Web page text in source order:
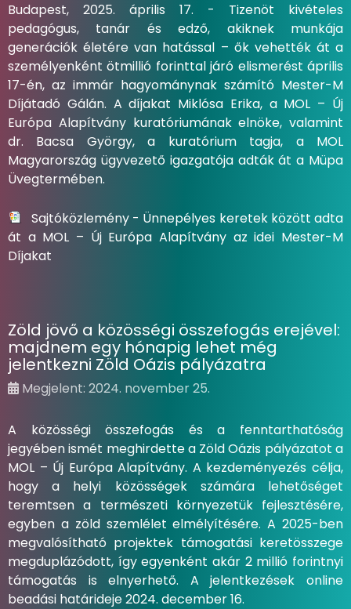
Budapest, 2025. április 17. - Tizenöt kivételes
pedagógus, tanár és edző, akiknek munkája
generációk életére van hatással – ők vehették át a
személyenként ötmillió forinttal járó elismerést április
17-én, az immár hagyománynak számító Mester-M
Díjátadó Gálán. A díjakat Miklósa Erika, a MOL – Új
Európa Alapítvány kuratóriumának elnöke, valamint
dr. Bacsa György, a kuratórium tagja, a MOL
Magyarország ügyvezető igazgatója adták át a Müpa
Üvegtermében.
Sajtóközlemény - Ünnepélyes keretek között adta
át a MOL – Új Európa Alapítvány az idei Mester-M
Díjakat
Zöld jövő a közösségi összefogás erejével:
majdnem egy hónapig lehet még
jelentkezni Zöld Oázis pályázatra
Megjelent: 2024. november 25.
A közösségi összefogás és a fenntarthatóság
jegyében ismét meghirdette a Zöld Oázis pályázatot a
MOL – Új Európa Alapítvány. A kezdeményezés célja,
hogy a helyi közösségek számára lehetőséget
teremtsen a természeti környezetük fejlesztésére,
egyben a zöld szemlélet elmélyítésére. A 2025-ben
megvalósítható projektek támogatási keretösszege
megduplázódott, így egyenként akár 2 millió forintnyi
támogatás is elnyerhető. A jelentkezések online
beadási határideje 2024. december 16.